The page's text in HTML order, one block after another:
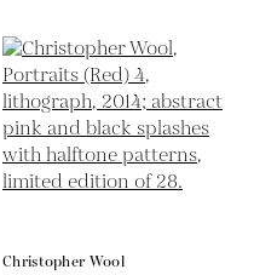
Christopher Wool